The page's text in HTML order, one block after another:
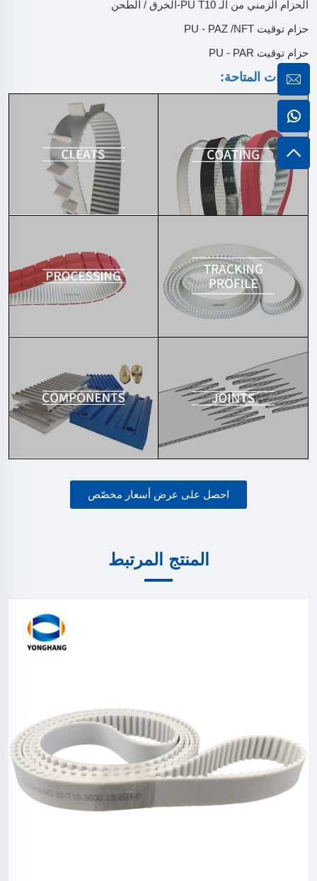
الحزام الزمني من الـ PU T10-الخرق / الطحن
حزام توقيت PU - PAZ /NFT
حزام توقيت PU - PAR
الخيارات المتاحة:
احصل على عرض أسعار مخصّص
المنتج المرتبط